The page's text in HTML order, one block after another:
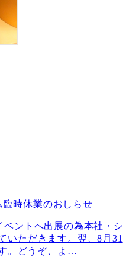
時休業のおしらせ
ベントへ出展の為本社・シ
いただきます。翌、8月31
。どうぞ、よ …